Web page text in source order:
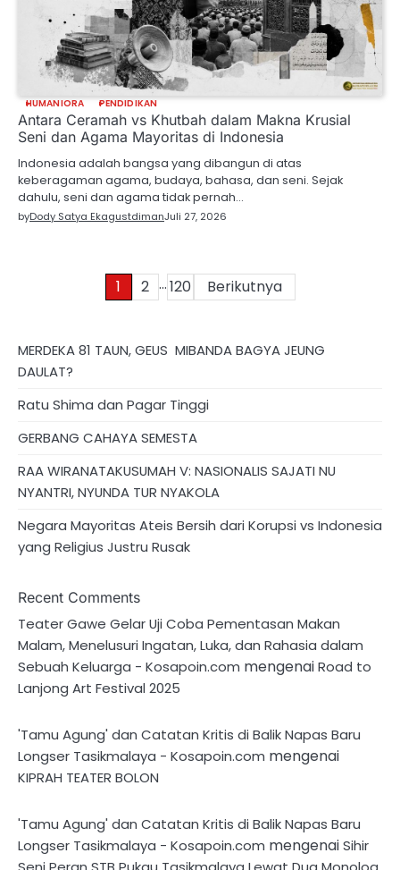
HUMANIORA PENDIDIKAN
Antara Ceramah vs Khutbah dalam Makna Krusial
Seni dan Agama Mayoritas di Indonesia
Indonesia adalah bangsa yang dibangun di atas
keberagaman agama, budaya, bahasa, dan seni. Sejak
dahulu, seni dan agama tidak pernah…
byDody Satya EkagustdimanJuli 27, 2026
puisi PURNAMA
MAULID karya Yesmil
Anwar
1 2 …120 Berikutnya
MERDEKA 81 TAUN, GEUS MIBANDA BAGYA JEUNG
DAULAT?
Ratu Shima dan Pagar Tinggi
GERBANG CAHAYA SEMESTA
RAA WIRANATAKUSUMAH V: NASIONALIS SAJATI NU
NYANTRI, NYUNDA TUR NYAKOLA
Negara Mayoritas Ateis Bersih dari Korupsi vs Indonesia
yang Religius Justru Rusak
Recent Comments
Teater Gawe Gelar Uji Coba Pementasan Makan
Malam, Menelusuri Ingatan, Luka, dan Rahasia dalam
Sebuah Keluarga - Kosapoin.com mengenaiRoad to
Lanjong Art Festival 2025
'Tamu Agung' dan Catatan Kritis di Balik Napas Baru
Longser Tasikmalaya - Kosapoin.com mengenai
KIPRAH TEATER BOLON
'Tamu Agung' dan Catatan Kritis di Balik Napas Baru
Longser Tasikmalaya - Kosapoin.com mengenaiSihir